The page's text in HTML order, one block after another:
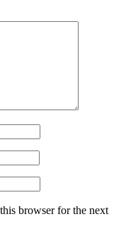
browser for the next